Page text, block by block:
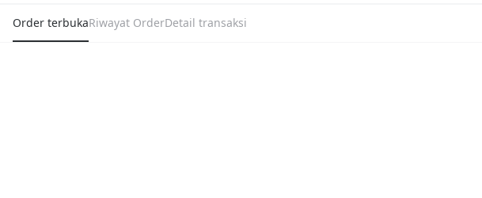
Order terbukaRiwayat OrderDetail transaksi